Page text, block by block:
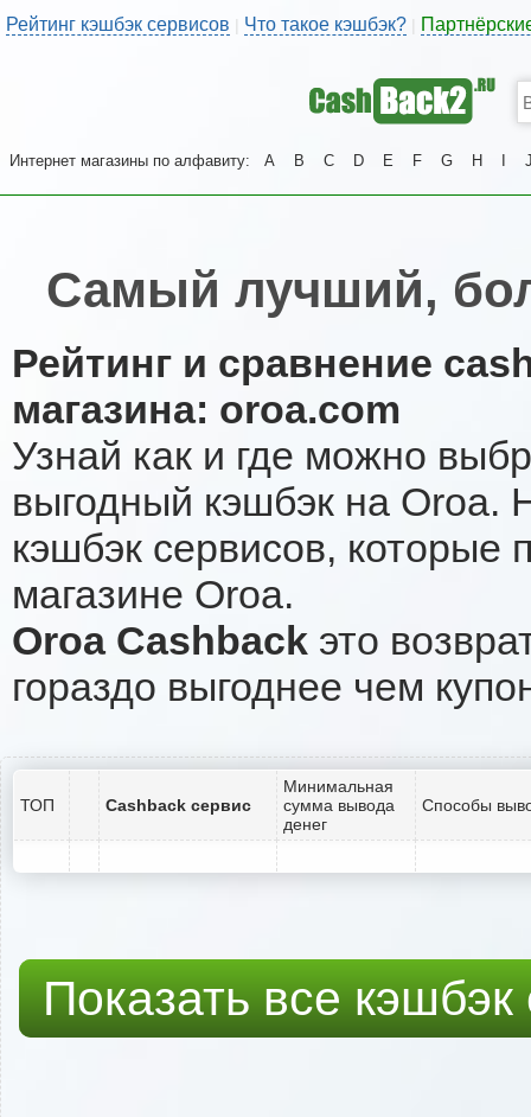
Рейтинг кэшбэк сервисов | Что такое кэшбэк?
Интернет магазины по алфавиту: A B C D E F G H
Самый лучший,
Рейтинг и сравнение
магазина: oroa.com
Узнай как и где можно
выгодный кэшбэк на Oroa.
кэшбэк сервисов, которые
магазине Oroa.
Oroa Cashback это
гораздо выгоднее чем
ТОП Cashback сервис
Минимальная
сумма вывода
денег
Способы
Показать все